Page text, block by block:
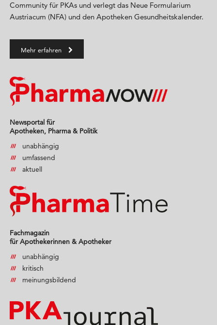
Community für PKAs und verlegt das Neue Formularium
Austriacum (NFA) und den Apotheken Gesundheitskalender.
Mehr erfahren
Newsportal für
Apotheken, Pharma & Politik
unabhängig
umfassend
aktuell
Fachmagazin
für Apothekerinnen & Apotheker
unabhängig
kritisch
meinungsbildend